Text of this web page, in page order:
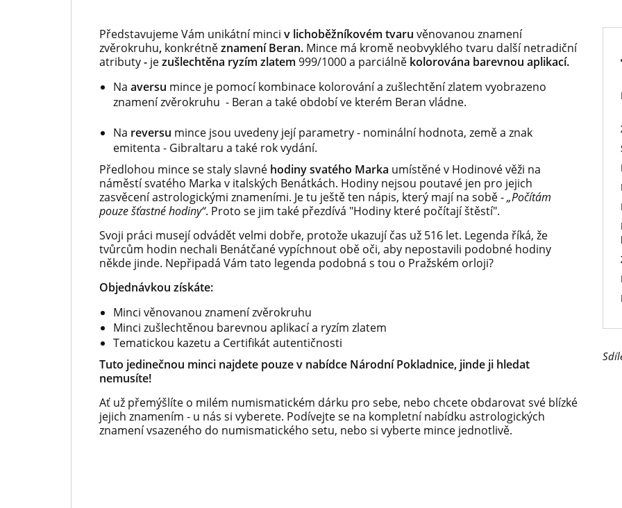
Představujeme Vám unikátní minci v lichoběžníkovém tvaru věnovanou znamení
zvěrokruhu, konkrétněznamení Beran. Mince má kromě neobvyklého tvaru další netradiční
atributy- jezušlechtěna ryzím zlatem 999/1000 a parciálně kolorována barevnou aplikací.
Na aversu mince je pomocí kombinace kolorování a zušlechtění zlatem vyobrazeno
znamení zvěrokruhu - Beran a také období ve kterém Beran vládne.
Na reversu mince jsou uvedeny její parametry - nominální hodnota, země a znak
emitenta - Gibraltaru a také rok vydání.
Předlohou mince se staly slavné hodiny svatého Marka umístěné v Hodinové věži na
náměstí svatého Marka v italských Benátkách. Hodiny nejsou poutavé jen pro jejich
zasvěcení astrologickými znameními. Je tu ještě ten nápis, který mají na sobě -„Počítám
pouze šťastné hodiny“. Proto se jim také přezdívá "Hodiny které počítají štěstí".
Svoji práci musejí odvádět velmi dobře, protože ukazují čas už 516 let. Legenda říká, že
tvůrcům hodin nechali Benátčané vypíchnout obě oči, aby nepostavili podobné hodiny
někde jinde. Nepřipadá Vám tato legenda podobná s tou o Pražském orloji?
Objednávkou získáte:
Minci věnovanou znamení zvěrokruhu
Minci zušlechtěnou barevnou aplikací a ryzím zlatem
Tematickou kazetu a Certifikát autentičnosti
Tuto jedinečnou minci najdete pouze v nabídce Národní Pokladnice, jinde ji hledat
nemusíte!
Ať už přemýšlíte o milém numismatickém dárku pro sebe, nebo chcete obdarovat své blízké
jejich znamením - u nás si vyberete. Podívejte se na kompletní nabídku astrologických
znamení vsazeného do numismatického setu, nebo si vyberte mince jednotlivě.